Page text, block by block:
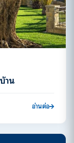
าน
อ่านต่อ